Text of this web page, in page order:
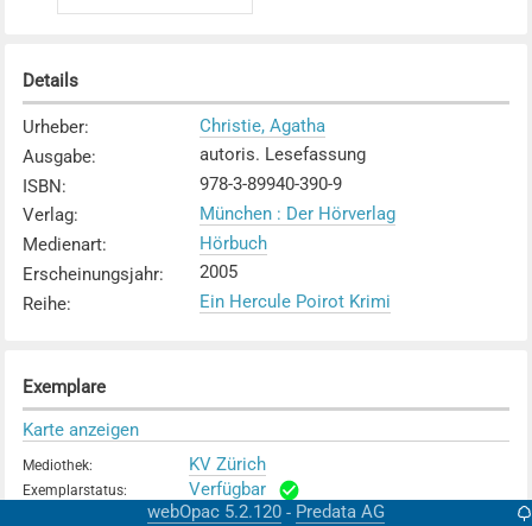
Details
Urheber:
Christie, Agatha
Ausgabe:
autoris. Lesefassung
ISBN:
978-3-89940-390-9
Verlag:
München : Der Hörverlag
Medienart:
Hörbuch
Erscheinungsjahr:
2005
Reihe: Ein Hercule Poirot Krimi
Exemplare
Karte anzeigen
Mediothek: KV Zürich
Exemplarstatus:
Verfügbar
webOpac 5.2.120 - Predata AG